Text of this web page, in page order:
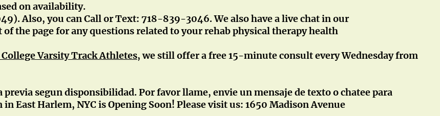
on availability.
Also, you can Call or Text: 718-839-3046. We also have a live chat in our
the page for any questions related to your rehab physical therapy health
Varsity Track Athletes, we still offer a free 15-minute consult every Wednesday from
previa segun disponsibilidad. Por favor llame, envie un mensaje de texto o chatee para
East Harlem, NYC is Opening Soon! Please visit us: 1650 Madison Avenue